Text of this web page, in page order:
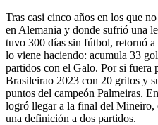
Tras casi cinco años en los que
en Alemania y donde sufrió una
tuvo 300 días sin fútbol, retornó
lo viene haciendo: acumula 33
partidos con el Galo. Por si fuera
Brasileirao 2023 con 20 gritos y
puntos del campeón Palmeiras.
logró llegar a la final del Mineiro,
una definición a dos partidos.